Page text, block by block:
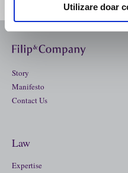
Utilizare doar
Story
Manifesto
Contact Us
Law
Expertise